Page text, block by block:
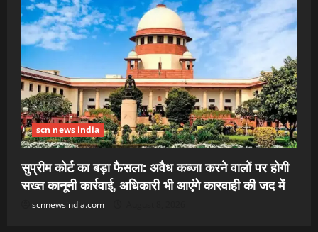
scn news india
सुप्रीम कोर्ट का बड़ा फैसला: अवैध कब्जा करने वालों पर होगी
सख्त कानूनी कार्रवाई, अधिकारी भी आएंगे कारवाही की जद में
scnnewsindia.com